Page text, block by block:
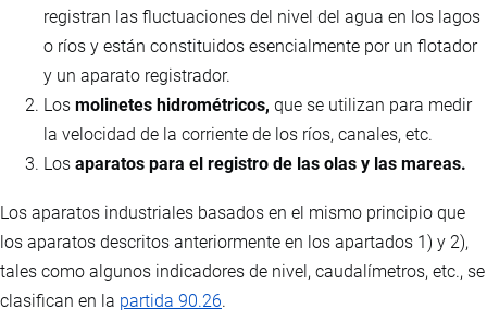
registran las fluctuaciones del nivel del agua en los lagos
o ríos y están constituidos esencialmente por un flotador
y un aparato registrador.
Los molinetes hidrométricos, que se utilizan para medir
la velocidad de la corriente de los ríos, canales, etc.
Los aparatos para el registro de las olas y las mareas.
Los aparatos industriales basados en el mismo principio que
los aparatos descritos anteriormente en los apartados 1) y 2),
tales como algunos indicadores de nivel, caudalímetros, etc., se
clasifican en la partida 90.26.